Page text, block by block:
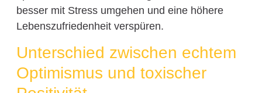
besser mit Stress umgehen und eine höhere
Lebenszufriedenheit verspüren.
Unterschied zwischen echtem
Optimismus und toxischer